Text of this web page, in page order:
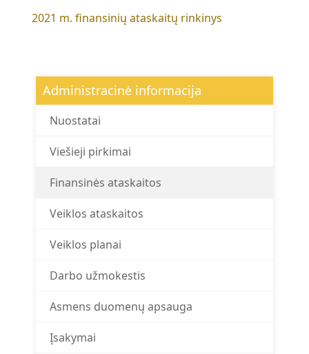
2021 m. finansinių ataskaitų rinkinys
Administracinė informacija
Nuostatai
Viešieji pirkimai
Finansinės ataskaitos
Veiklos ataskaitos
Veiklos planai
Darbo užmokestis
Asmens duomenų apsauga
Įsakymai